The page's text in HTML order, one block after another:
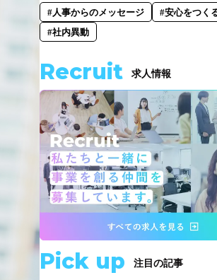
#人事からのメッセージ
#安心をつく
#社内異動
Recruit 求人情報
Pick up 注目の記事